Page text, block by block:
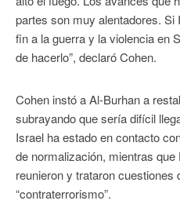
partes son muy alentadores. Si
fin a la guerra y la violencia en
de hacerlo”, declaró Cohen.
Cohen instó a Al-Burhan a
subrayando que sería difícil
Israel ha estado en contacto
de normalización, mientras
reunieron y trataron cuestiones
“contraterrorismo”.